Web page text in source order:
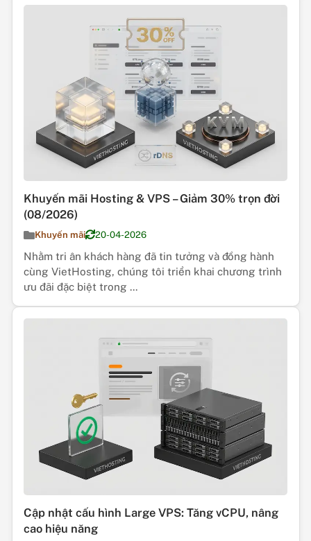
Khuyến mãi Hosting & VPS – Giảm 30% trọn đời
(08/2026)
Khuyến mãi 20-04-2026
Nhằm tri ân khách hàng đã tin tưởng và đồng hành
cùng VietHosting, chúng tôi triển khai chương trình
ưu đãi đặc biệt trong ...
Cập nhật cấu hình Large VPS: Tăng vCPU, nâng
cao hiệu năng